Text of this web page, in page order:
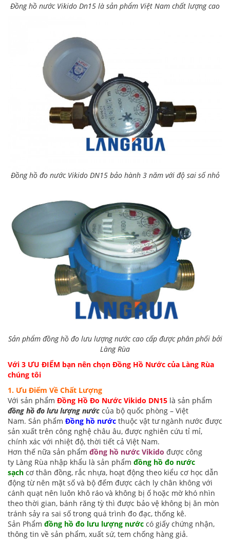
Đồng hồ nước Vikido Dn15 là sản phẩm Việt Nam chất lượng cao
Đồng hồ đo nước Vikido DN15 bảo hành 3 năm với độ sai số nhỏ
Sản phẩm đồng hồ đo lưu lượng nước cao cấp được phân phối bởi
Làng Rùa
Với 3 ƯU ĐIỂM bạn nên chọn Đồng Hồ Nước của Làng Rùa
chúng tôi
1. Ưu Điểm Về Chất Lượng
Với sản phẩm Đồng Hồ Đo Nước Vikido DN15 là sản phẩm
đồng hồ đo lưu lượng nước của bộ quốc phòng – Việt
Nam. Sản phẩm Đồng hồ nước thuộc vật tư ngành nước được
sản xuất trên công nghệ châu âu, được nghiên cứu tỉ mỉ,
chính xác với nhiệt độ, thời tiết cả Việt Nam.
Hơn thế nữa sản phẩm đồng hồ nước Vikido được công
ty Làng Rùa nhập khẩu là sản phẩm đồng hồ đo nước
sạch cơ thân đồng, rắc nhựa, hoạt động theo kiểu cơ học dẫn
động từ nên mặt số và bộ đếm được cách ly chân không với
cánh quạt nên luôn khô ráo và không bị ố hoặc mờ khó nhìn
theo thời gian, bánh răng tỳ thì được bảo vệ không bị ăn mòn
tránh sảy ra sai số trong quá trình đo đạc, thống kê.
Sản Phẩm đồng hồ đo lưu lượng nước có giấy chứng nhận,
thông tin về sản phẩm, xuất sứ, tem chống hàng giả.